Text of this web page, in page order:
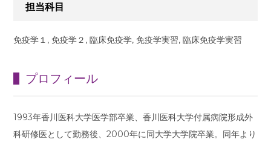
担当科目
免疫学１, 免疫学２, 臨床免疫学, 免疫学実習, 臨床免疫学実習
プロフィール
1993年香川医科大学医学部卒業、香川医科大学付属病院形成外
科研修医として勤務後、2000年に同大学大学院卒業。同年より